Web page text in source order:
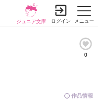
メニュー
ジュニア文庫 ログイン
0
作品情報